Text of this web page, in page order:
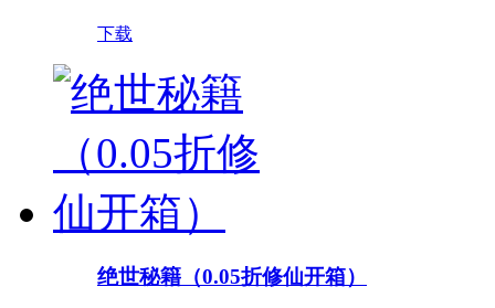
下载
绝世秘籍（0.05折修仙开箱）